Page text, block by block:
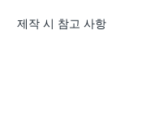
제작 시 참고 사항